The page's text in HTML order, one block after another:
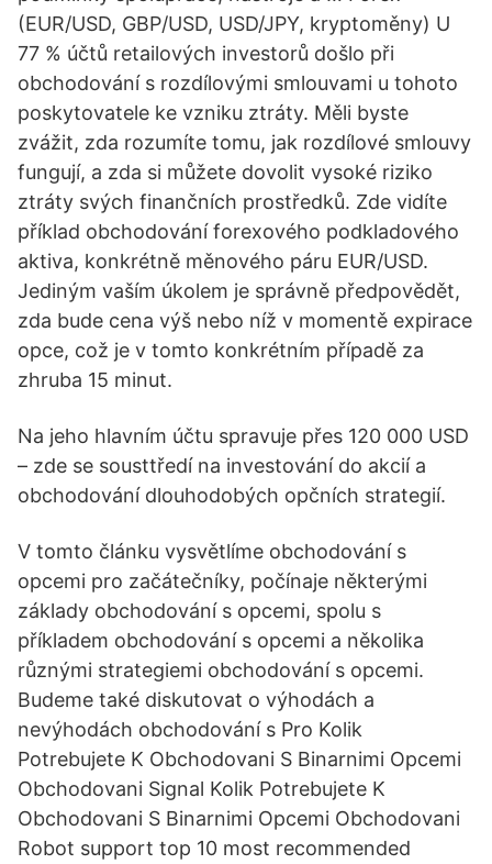
(EUR/USD, GBP/USD, USD/JPY, kryptoměny) U
77 % účtů retailových investorů došlo při
obchodování s rozdílovými smlouvami u tohoto
poskytovatele ke vzniku ztráty. Měli byste
zvážit, zda rozumíte tomu, jak rozdílové smlouvy
fungují, a zda si můžete dovolit vysoké riziko
ztráty svých finančních prostředků. Zde vidíte
příklad obchodování forexového podkladového
aktiva, konkrétně měnového páru EUR/USD.
Jediným vaším úkolem je správně předpovědět,
zda bude cena výš nebo níž v momentě expirace
opce, což je v tomto konkrétním případě za
zhruba 15 minut.
Na jeho hlavním účtu spravuje přes 120 000 USD
– zde se sousttředí na investování do akcií a
obchodování dlouhodobých opčních strategií.
V tomto článku vysvětlíme obchodování s
opcemi pro začátečníky, počínaje některými
základy obchodování s opcemi, spolu s
příkladem obchodování s opcemi a několika
různými strategiemi obchodování s opcemi.
Budeme také diskutovat o výhodách a
nevýhodách obchodování s Pro Kolik
Potrebujete K Obchodovani S Binarnimi Opcemi
Obchodovani Signal Kolik Potrebujete K
Obchodovani S Binarnimi Opcemi Obchodovani
Robot support top 10 most recommended